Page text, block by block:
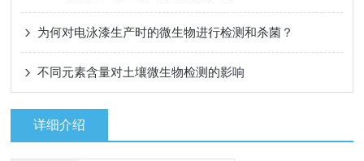
为何对电泳漆生产时的微生物进行检测和杀菌？
不同元素含量对土壤微生物检测的影响
详细介绍